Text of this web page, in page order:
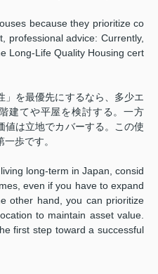
because they prioritize co
professional advice: Currently,
Long-Life Quality Housing cert
」を最優先にするなら、多少エ
建てや平屋を検討する。一方
値は立地でカバーする。この使
歩です。
long-term in Japan, consid
even if you have to expand
other hand, you can prioritize
to maintain asset value.
first step toward a successful